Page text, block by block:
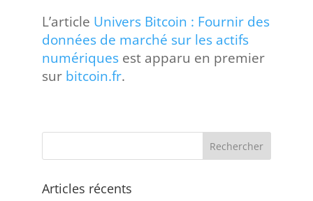
L’article Univers Bitcoin : Fournir des
données de marché sur les actifs
numériquesest apparu en premier
sur bitcoin.fr.
Articles récents